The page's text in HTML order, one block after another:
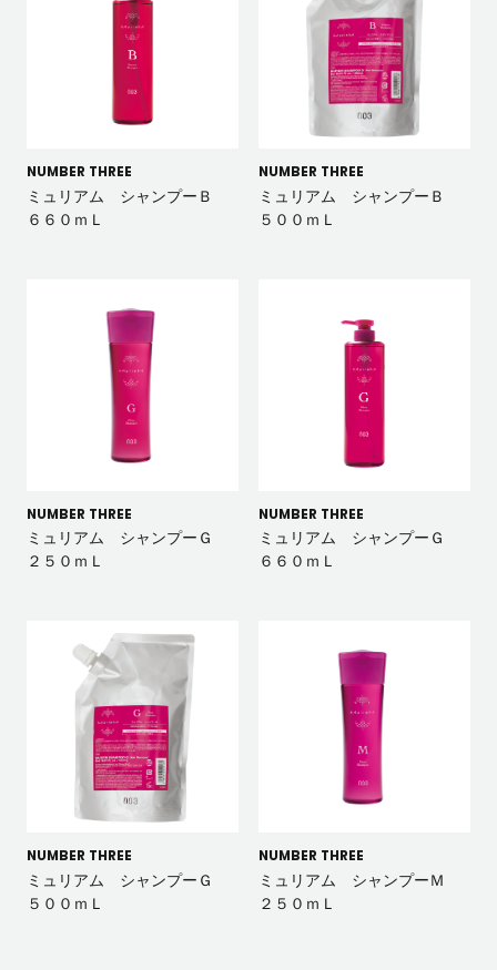
NUMBER THREE
ミュリアム シャンプーＢ
６６０ｍＬ
NUMBER THREE
ミュリアム シャンプーＢ
５００ｍＬ
NUMBER THREE
ミュリアム シャンプーＧ
２５０ｍＬ
NUMBER THREE
ミュリアム シャンプーＧ
６６０ｍＬ
NUMBER THREE
ミュリアム シャンプーＧ
５００ｍＬ
NUMBER THREE
ミュリアム シャンプーＭ
２５０ｍＬ